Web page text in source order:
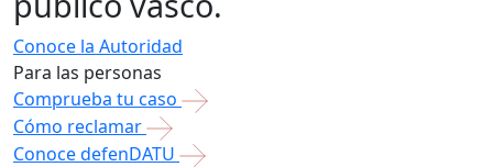
Conoce la Autoridad
Para las personas
Comprueba tu caso
Cómo reclamar
Conoce defenDATU